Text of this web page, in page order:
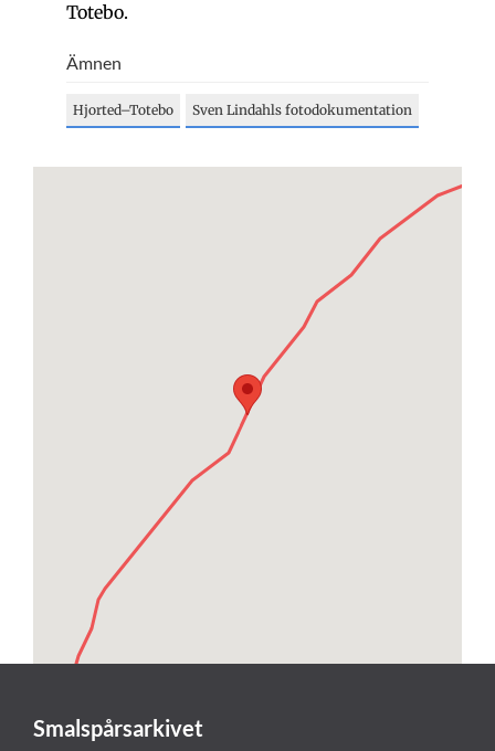
Totebo.
Ämnen
Hjorted–Totebo Sven Lindahls fotodokumentation
Smalspårsarkivet